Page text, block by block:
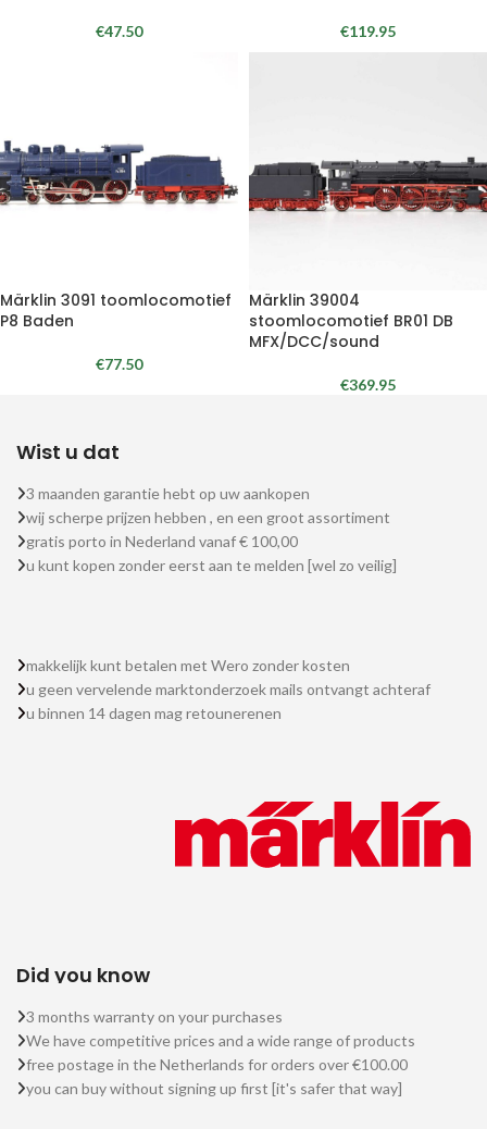
€47.50 €119.95
Märklin 3091 toomlocomotief
P8 Baden
€77.50
Märklin 39004
stoomlocomotief BR01 DB
MFX/DCC/sound
€369.95
Wist u dat
3 maanden garantie hebt op uw aankopen
wij scherpe prijzen hebben , en een groot assortiment
gratis porto in Nederland vanaf € 100,00
u kunt kopen zonder eerst aan te melden [wel zo veilig]
makkelijk kunt betalen met Wero zonder kosten
u geen vervelende marktonderzoek mails ontvangt achteraf
u binnen 14 dagen mag retounerenen
Did you know
3 months warranty on your purchases
We have competitive prices and a wide range of products
free postage in the Netherlands for orders over €100.00
you can buy without signing up first [it's safer that way]